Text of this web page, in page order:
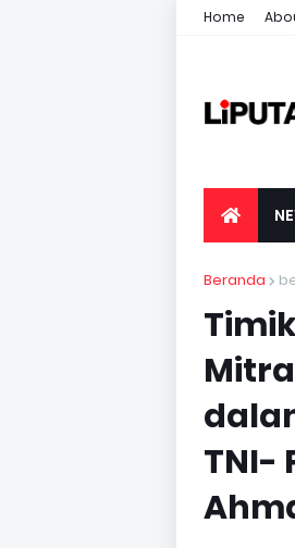
Home
Beranda
TNI-